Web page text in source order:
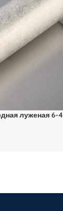
луженая 6-4